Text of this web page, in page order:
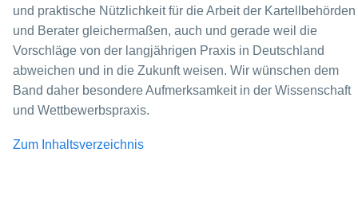
und praktische Nützlichkeit für die Arbeit der Kartellbehörden
und Berater gleichermaßen, auch und gerade weil die
Vorschläge von der langjährigen Praxis in Deutschland
abweichen und in die Zukunft weisen. Wir wünschen dem
Band daher besondere Aufmerksamkeit in der Wissenschaft
und Wettbewerbspraxis.
Zum Inhaltsverzeichnis